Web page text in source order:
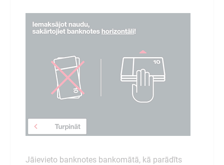
Jāievieto banknotes bankomātā, kā parādīts